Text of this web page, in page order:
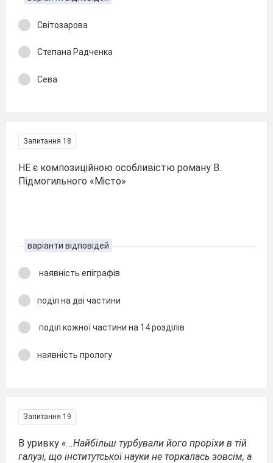
Світозарова
Степана Радченка
Сева
Запитання 18
НЕ є композиційною особливістю роману В.
Підмогильного «Місто»
варіанти відповідей
наявність епіграфів
поділ на дві частини
поділ кожної частини на 14 розділів
наявність прологу
Запитання 19
В уривку «...Найбільш турбували його проріхи в тій
галузі, що інститутської науки не торкалась зовсім, а